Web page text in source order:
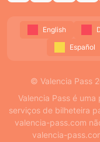
English
Español
© Valencia Pass
Valencia Pass é
serviços de bilheteira
valencia-pass.com
valencia-